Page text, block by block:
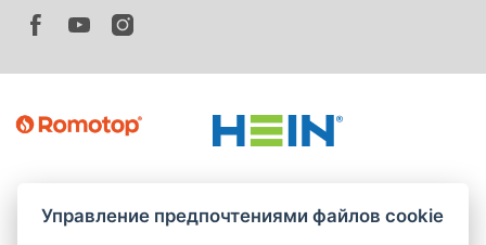
Управление предпочтениями файлов cookie